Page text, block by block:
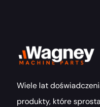
Wiele lat
produkty, które